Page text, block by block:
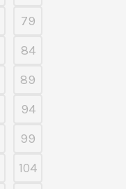
79
84
89
94
99
104